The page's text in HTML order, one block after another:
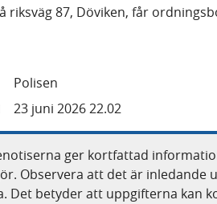
riksväg 87, Döviken, får
Polisen
23 juni 2026 22.02
ger kortfattad
Observera att det är
Det betyder att uppgifterna kan